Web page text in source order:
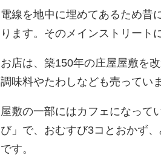
電線を地中に埋めてあるため昔
ります。そのメインストリート
お店は、築150年の庄屋屋敷を
調味料やたわしなども売ってい
屋敷の一部にはカフェになって
び」で、おむすび3コとおかず
です。